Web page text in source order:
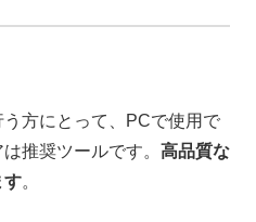
方にとって、PCで使用で
推奨ツールです。 高品質な
す。